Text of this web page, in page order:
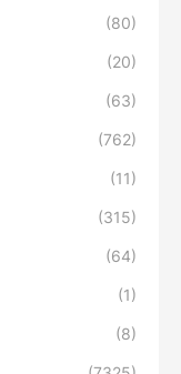
(80)
(20)
(63)
(762)
(11)
(315)
(64)
(1)
(8)